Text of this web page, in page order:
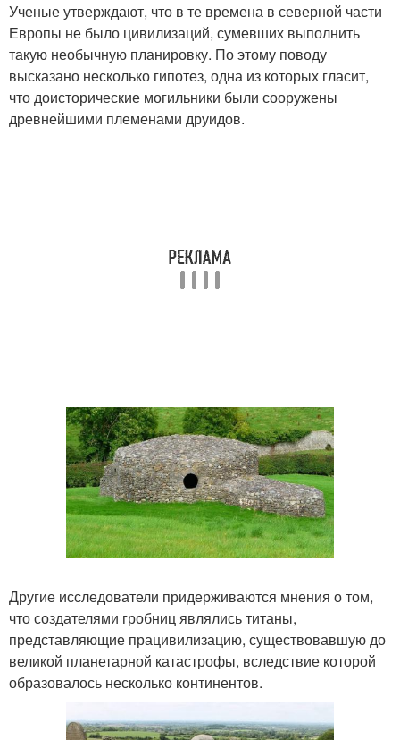
Ученые утверждают, что в те времена в северной части
Европы не было цивилизаций, сумевших выполнить
такую необычную планировку. По этому поводу
высказано несколько гипотез, одна из которых гласит,
что доисторические могильники были сооружены
древнейшими племенами друидов.
Другие исследователи придерживаются мнения о том,
что создателями гробниц являлись титаны,
представляющие працивилизацию, существовавшую до
великой планетарной катастрофы, вследствие которой
образовалось несколько континентов.